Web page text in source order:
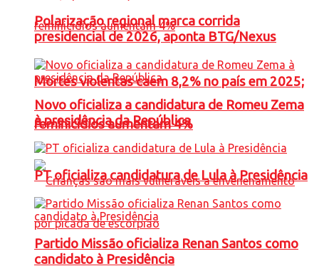
Mortes violentas caem 8,2% no país em 2025;
feminicídios aumentam 4%
Polarização regional marca corrida
presidencial de 2026, aponta BTG/Nexus
Novo oficializa a candidatura de Romeu Zema
à presidência da República
PT oficializa candidatura de Lula à Presidência
Partido Missão oficializa Renan Santos como
candidato à Presidência